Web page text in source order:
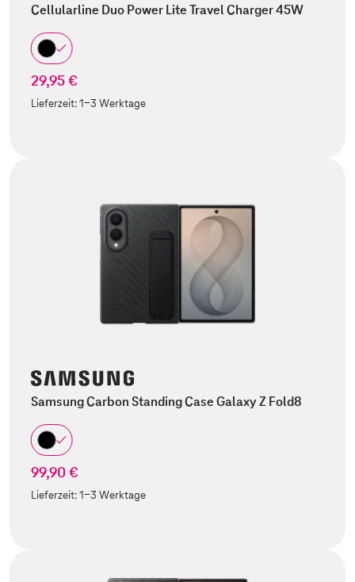
Cellularline Duo Power Lite Travel Charger 45W
29,95 €
Lieferzeit:1-3 Werktage
Samsung Carbon Standing Case Galaxy Z Fold8
99,90 €
Lieferzeit:1-3 Werktage